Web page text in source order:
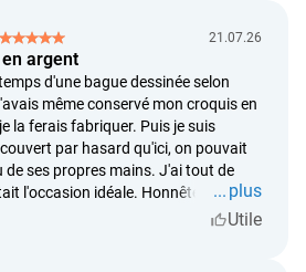
un long massage, avant de se
thé au gingembre et des fruits
soin, j'avais l'impression d'avoir
vous hésitez encore, je vous le
hésitation. Pour moi, ce furent
absolue, et je me suis sentie
en sortant.
21.07.26
argent
d'une bague dessinée selon
même conservé mon croquis en
la ferais fabriquer. Puis je suis
par hasard qu'ici, on pouvait
de ses propres mains. J'ai tout de
l'occasion idéale. Honnêtement, ce
j'ai choisi de réaliser ma bague à
plus
Utile